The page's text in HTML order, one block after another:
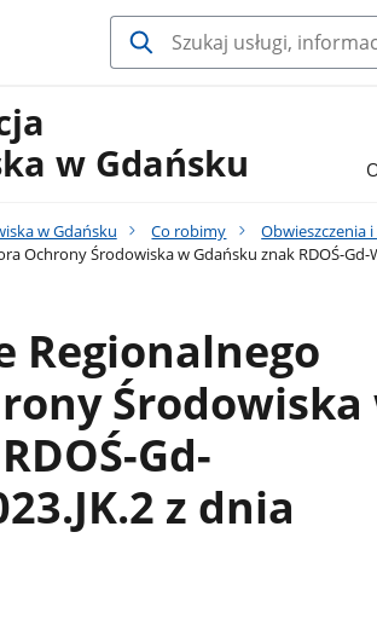
w Gdańsku
w Gdańsku Co robimy Obwieszczenia
Ochrony Środowiska w Gdańsku znak RDOŚ-Gd-
Regionalnego
Środowiska
Gd-
z dnia